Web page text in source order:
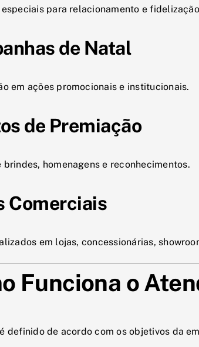
para relacionamento e
de Natal
em ações promocionais e institucionais.
de Premiação
brindes, homenagens e reconhecimentos.
Comerciais
em lojas, concessionárias,
Funciona o
definido de acordo com os objetivos da